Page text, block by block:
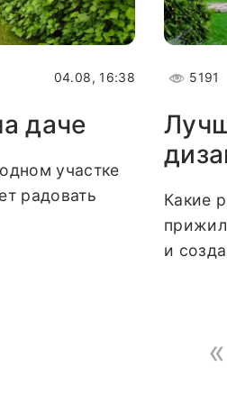
04.08, 16:38
даче
участке
радовать
5191
Какие
и
«